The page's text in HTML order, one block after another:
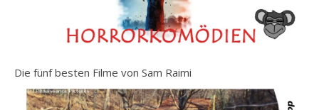
Die fünf besten Filme von Sam Raimi